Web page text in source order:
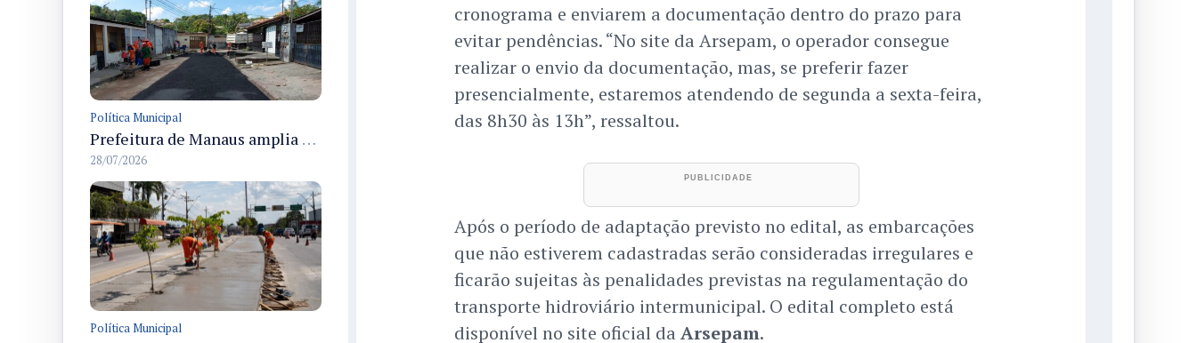
Política Municipal
Prefeitura de Manaus amplia recuperação asfáltica na rua Araci para melhorar mobilidade e segurança
28/07/2026
Política Municipal
cronograma e enviarem a documentação dentro do prazo para
evitar pendências. “No site da Arsepam, o operador consegue
realizar o envio da documentação, mas, se preferir fazer
presencialmente, estaremos atendendo de segunda a sexta-feira,
das 8h30 às 13h”, ressaltou.
Após o período de adaptação previsto no edital, as embarcações
que não estiverem cadastradas serão consideradas irregulares e
ficarão sujeitas às penalidades previstas na regulamentação do
transporte hidroviário intermunicipal. O edital completo está
disponível no site oficial da Arsepam.